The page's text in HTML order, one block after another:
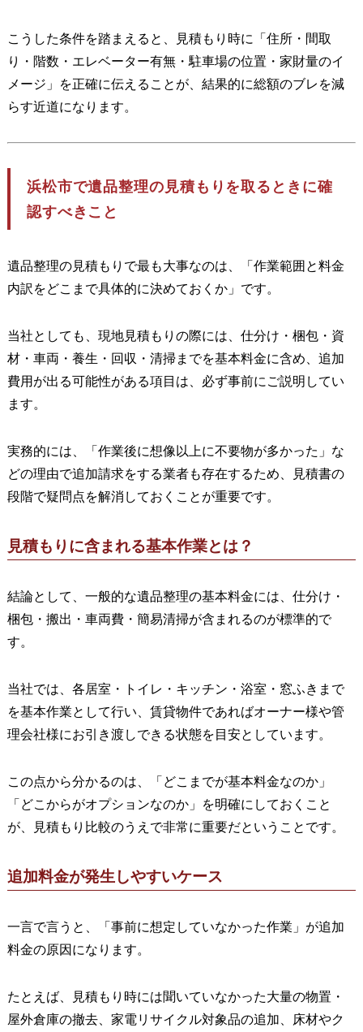
こうした条件を踏まえると、見積もり時に「住所・間取
り・階数・エレベーター有無・駐車場の位置・家財量のイ
メージ」を正確に伝えることが、結果的に総額のブレを減
らす近道になります。
浜松市で遺品整理の見積もりを取るときに確
認すべきこと
遺品整理の見積もりで最も大事なのは、「作業範囲と料金
内訳をどこまで具体的に決めておくか」です。
当社としても、現地見積もりの際には、仕分け・梱包・資
材・車両・養生・回収・清掃までを基本料金に含め、追加
費用が出る可能性がある項目は、必ず事前にご説明してい
ます。
実務的には、「作業後に想像以上に不要物が多かった」な
どの理由で追加請求をする業者も存在するため、見積書の
段階で疑問点を解消しておくことが重要です。
見積もりに含まれる基本作業とは？
結論として、一般的な遺品整理の基本料金には、仕分け・
梱包・搬出・車両費・簡易清掃が含まれるのが標準的で
す。
当社では、各居室・トイレ・キッチン・浴室・窓ふきまで
を基本作業として行い、賃貸物件であればオーナー様や管
理会社様にお引き渡しできる状態を目安としています。
この点から分かるのは、「どこまでが基本料金なのか」
「どこからがオプションなのか」を明確にしておくこと
が、見積もり比較のうえで非常に重要だということです。
追加料金が発生しやすいケース
一言で言うと、「事前に想定していなかった作業」が追加
料金の原因になります。
たとえば、見積もり時には聞いていなかった大量の物置・
屋外倉庫の撤去、家電リサイクル対象品の追加、床材やク